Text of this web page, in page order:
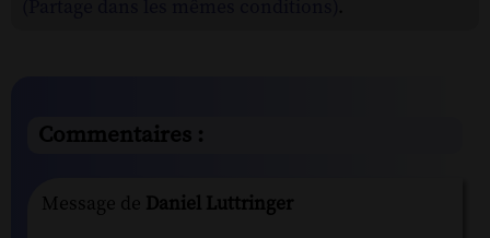
Commentaires :
Message de Daniel Luttringer